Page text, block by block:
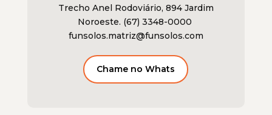
Trecho Anel Rodoviário, 894 Jardim
Noroeste. (67) 3348-0000
funsolos.matriz@funsolos.com
Chame no Whats